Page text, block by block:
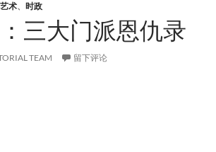
术、 时政
三大门派恩仇录
TEAM 留下评论